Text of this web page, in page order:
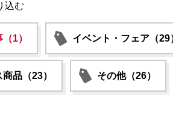
込む
1） イベント・フェア（29
品（23） その他（26）